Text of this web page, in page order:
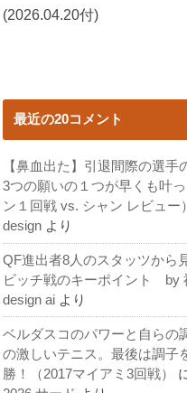
(2026.04.20付)
最近の20コメント
【鼻血出た】引退間際の選手
3つの願いの１つが早くも叶
ン１回戦 vs. シャン レビュー）
design より
QF進出者8人のスタッツから
ビッチ戦のキーポイント by
design ai より
ベルダスコのパワーと自らの
の激しいテニス。最後は調子
勝！（2017マイアミ3回戦）